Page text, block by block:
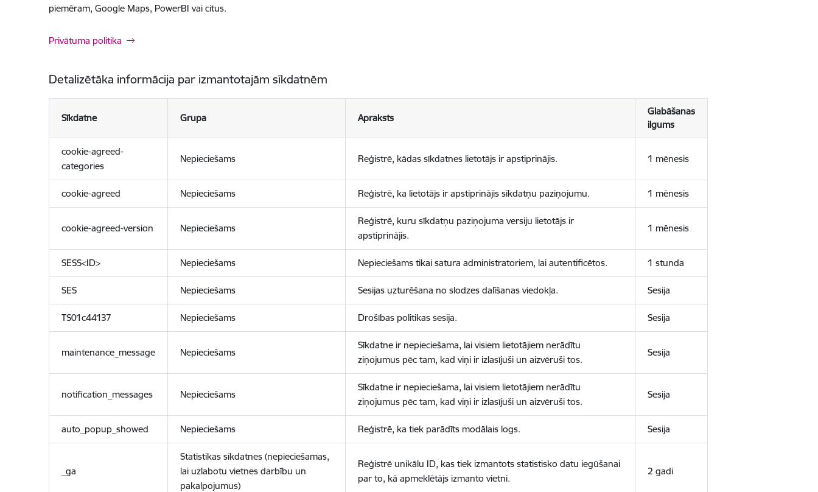
piemēram, Google Maps, PowerBI vai citus.
Privātuma politika
Detalizētāka informācija par izmantotajām sīkdatnēm
Sīkdatne Grupa Apraksts
Glabāšanas
ilgums
cookie-agreed-
categories
Nepieciešams Reģistrē, kādas sīkdatnes lietotājs ir apstiprinājis. 1 mēnesis
cookie-agreed Nepieciešams Reģistrē, ka lietotājs ir apstiprinājis sīkdatņu paziņojumu. 1 mēnesis
cookie-agreed-version Nepieciešams
Reģistrē, kuru sīkdatņu paziņojuma versiju lietotājs ir
apstiprinājis.
1 mēnesis
SESS<ID> Nepieciešams Nepieciešams tikai satura administratoriem, lai autentificētos. 1 stunda
SES Nepieciešams Sesijas uzturēšana no slodzes dalīšanas viedokļa. Sesija
TS01c44137 Nepieciešams Drošības politikas sesija. Sesija
maintenance_message Nepieciešams
Sīkdatne ir nepieciešama, lai visiem lietotājiem nerādītu
ziņojumus pēc tam, kad viņi ir izlasījuši un aizvēruši tos.
Sesija
notification_messages Nepieciešams
Sīkdatne ir nepieciešama, lai visiem lietotājiem nerādītu
ziņojumus pēc tam, kad viņi ir izlasījuši un aizvēruši tos.
Sesija
auto_popup_showed Nepieciešams Reģistrē, ka tiek parādīts modālais logs. Sesija
_ga
Statistikas sīkdatnes (nepieciešamas,
lai uzlabotu vietnes darbību un
pakalpojumus)
Reģistrē unikālu ID, kas tiek izmantots statistisko datu iegūšanai
par to, kā apmeklētājs izmanto vietni.
2 gadi